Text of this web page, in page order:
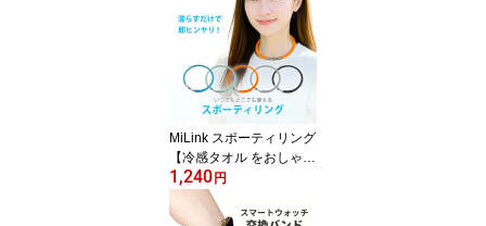
ャップ付き 子供 大人 ホ
ワイトニング 純正「白 /
MiLink スポーティリング
【冷感タオル をおしゃれ
に】 ネックリング 水に
濡らして冷える クールネ
ックリング 冷感グッズ
1,240 円